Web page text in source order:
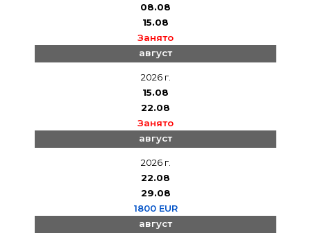
08.08
15.08
Занято
август
2026 г.
15.08
22.08
Занято
август
2026 г.
22.08
29.08
1800 EUR
август